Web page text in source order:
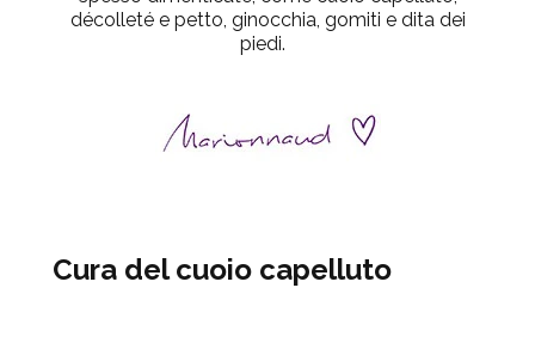
décolleté e petto, ginocchia, gomiti e dita dei
piedi.
Cura del cuoio capelluto